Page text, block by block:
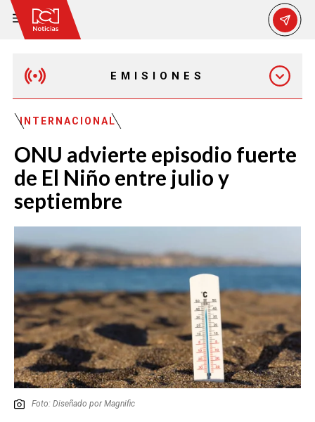
EMISIONES
EMISIÓN 12:30 PM
EMISIÓN 11:30 PM
INTERNACIONAL
ONU advierte episodio fuerte
de El Niño entre julio y
septiembre
Foto: Diseñado por Magnific